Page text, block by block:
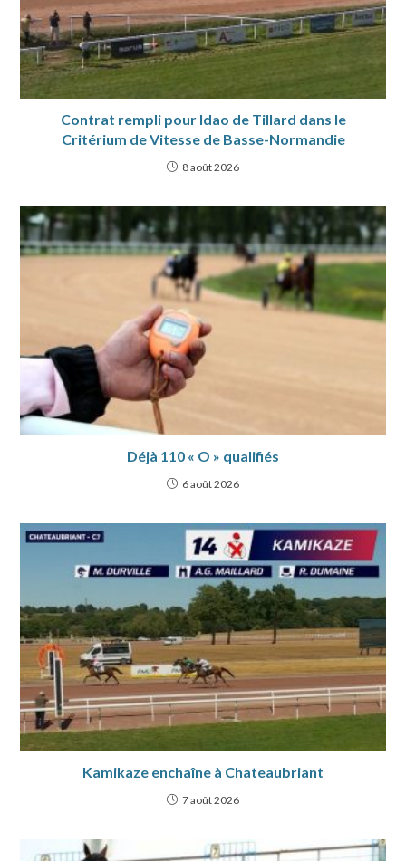
Contrat rempli pour Idao de Tillard dans le
Critérium de Vitesse de Basse-Normandie
8 août 2026
Déjà 110 « O » qualifiés
6 août 2026
Kamikaze enchaîne à Chateaubriant
7 août 2026